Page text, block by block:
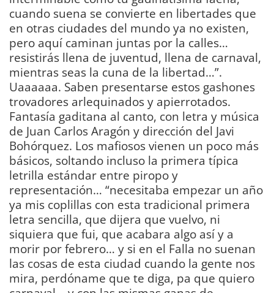
cuando suena se convierte en libertades que
en otras ciudades del mundo ya no existen,
pero aquí caminan juntas por la calles…
resistirás llena de juventud, llena de carnaval,
mientras seas la cuna de la libertad…”.
Uaaaaaa. Saben presentarse estos gashones
trovadores arlequinados y apierrotados.
Fantasía gaditana al canto, con letra y música
de Juan Carlos Aragón y dirección del Javi
Bohórquez. Los mafiosos vienen un poco más
básicos, soltando incluso la primera típica
letrilla estándar entre piropo y
representación… “necesitaba empezar un año
ya mis coplillas con esta tradicional primera
letra sencilla, que dijera que vuelvo, ni
siquiera que fui, que acabara algo así y a
morir por febrero… y si en el Falla no suenan
las cosas de esta ciudad cuando la gente nos
mira, perdóname que te diga, pa que quiero